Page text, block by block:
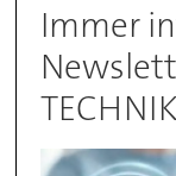
Immer